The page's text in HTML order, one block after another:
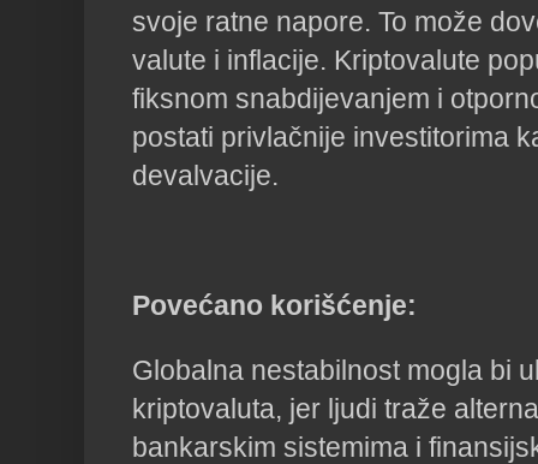
svoje ratne napore. To može
valute i inflacije. Kriptovalute
fiksnom snabdijevanjem i
postati privlačnije investitorima
devalvacije.
Povećano korišćenje:
Globalna nestabilnost mogla bi
kriptovaluta, jer ljudi traže
bankarskim sistemima i